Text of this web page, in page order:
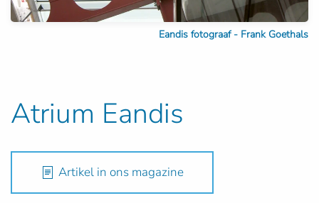
Eandis fotograaf - Frank Goethals
Atrium Eandis
Artikel in ons magazine